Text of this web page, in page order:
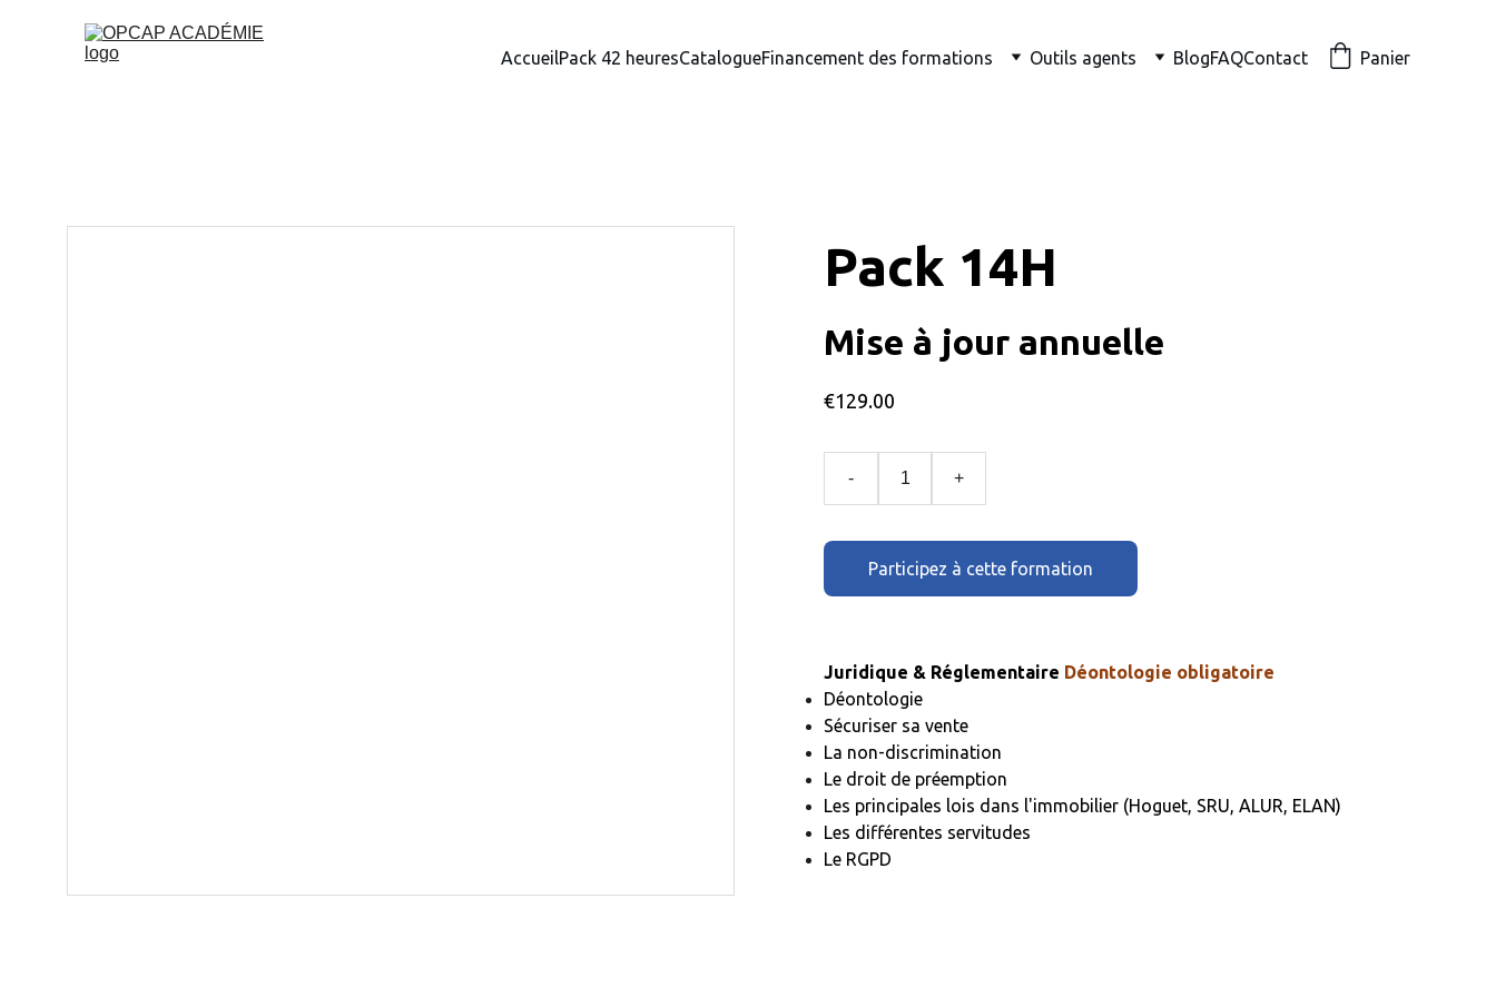
Accueil Pack 42 heuresCatalogueFinancement des formations Outils agents BlogFAQContact Panier
Pack 14H
Mise à jour annuelle
€129.00
- +
Participez à cette formation
Juridique & Réglementaire Déontologie obligatoire
Déontologie
Sécuriser sa vente
La non-discrimination
Le droit de préemption
Les principales lois dans l'immobilier (Hoguet, SRU, ALUR, ELAN)
Les différentes servitudes
Le RGPD